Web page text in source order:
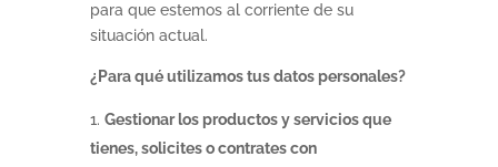
para que estemos al corriente de su
situación actual.
¿Para qué utilizamos tus datos personales?
Gestionar los productos y servicios que
tienes, solicites o contrates con